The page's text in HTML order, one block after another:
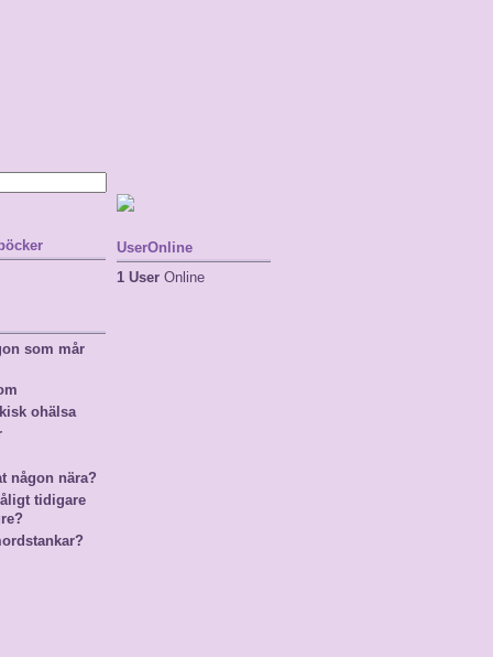
som mår
ohälsa
någon nära?
tidigare
UserOnline
1 User Online